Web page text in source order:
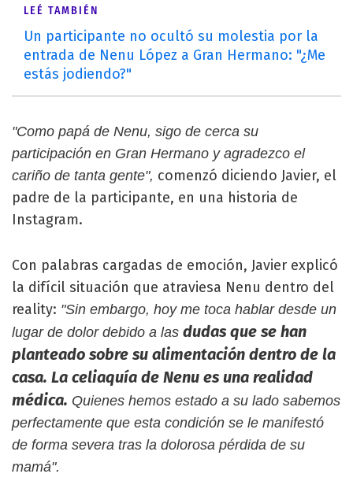
LEÉ TAMBIÉN
Un participante no ocultó su molestia por la
entrada de Nenu López a Gran Hermano: "¿Me
estás jodiendo?"
"Como papá de Nenu, sigo de cerca su
participación en Gran Hermano y agradezco el
cariño de tanta gente", comenzó diciendo Javier, el
padre de la participante, en una historia de
Instagram.
Con palabras cargadas de emoción, Javier explicó
la difícil situación que atraviesa Nenu dentro del
reality: "Sin embargo, hoy me toca hablar desde un
lugar de dolor debido a las dudas que se han
planteado sobre su alimentación dentro de la
casa. La celiaquía de Nenu es una realidad
médica. Quienes hemos estado a su lado sabemos
perfectamente que esta condición se le manifestó
de forma severa tras la dolorosa pérdida de su
mamá".